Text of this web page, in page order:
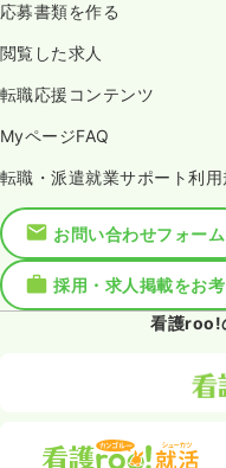
応募書類を作る
閲覧した求人
転職応援コンテンツ
MyページFAQ
転職・派遣就業サポート利
お問い合わせフォーム
採用・求人掲載をお
看護roo!